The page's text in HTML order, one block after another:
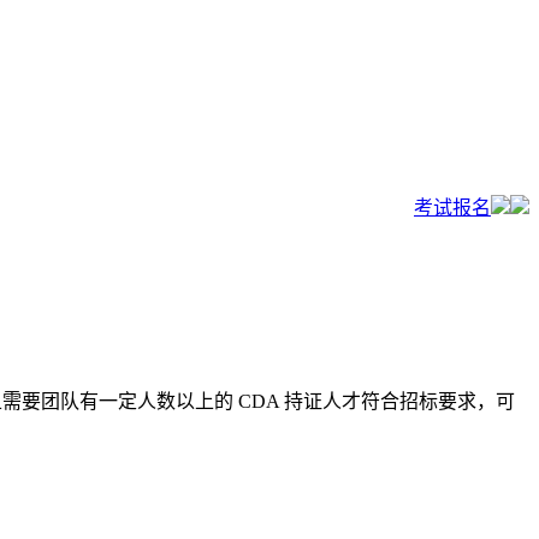
考试报名
要团队有一定人数以上的 CDA 持证人才符合招标要求，可